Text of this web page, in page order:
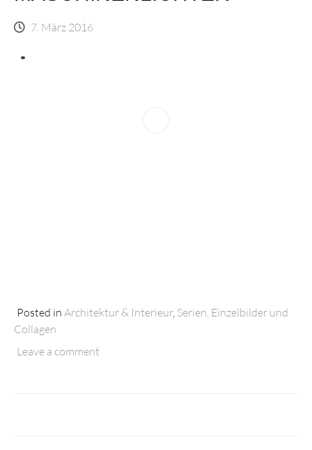
7. März 2016
Posted in Architektur & Interieur, Serien, Einzelbilder und
Collagen
Leave a comment